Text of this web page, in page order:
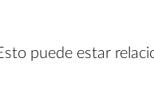
puede estar